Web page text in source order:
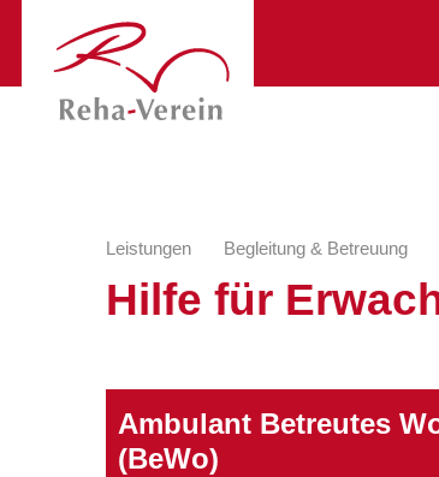
Leistungen Begleitung & Betreuung
Hilfe für
Ambulant Betreutes
(BeWo)